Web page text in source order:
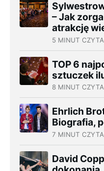
– Jak
atrakcję
5 MINUT
TOP 6
sztuczek
8 MINUT
Ehrlich
Biografia,
7 MINUT
David